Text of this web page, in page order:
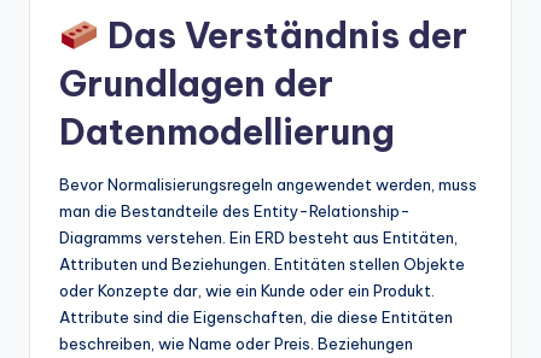
Das Verständnis der
Grundlagen der
Datenmodellierung
Bevor Normalisierungsregeln angewendet werden, muss
man die Bestandteile des Entity-Relationship-
Diagramms verstehen. Ein ERD besteht aus Entitäten,
Attributen und Beziehungen. Entitäten stellen Objekte
oder Konzepte dar, wie ein Kunde oder ein Produkt.
Attribute sind die Eigenschaften, die diese Entitäten
beschreiben, wie Name oder Preis. Beziehungen